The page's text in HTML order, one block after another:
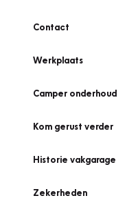
Contact
Werkplaats
Camper onderhoud
Kom gerust verder
Historie vakgarage
Zekerheden